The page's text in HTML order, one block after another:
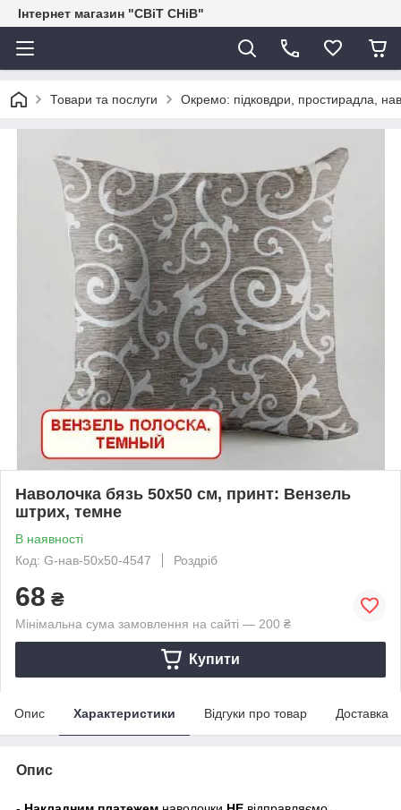
Інтернет магазин "СВіТ СНіВ"
Товари та послуги Окремо: підковдри, простирадла,
Наволочка бязь 50х50 см, принт: Вензель
штрих, темне
В наявності
Код: G-нав-50х50-4547
Роздріб
68 ₴
Мінімальна сума замовлення на сайті — 200 ₴
Купити
Опис Характеристики Відгуки про товар Доставка
Опис